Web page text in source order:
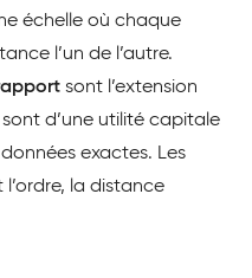
échelle où chaque
l’un de l’autre.
sont l’extension
sont d’une utilité capitale
données exactes. Les
la distance